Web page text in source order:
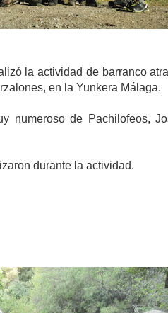
la actividad de barranco
en la Yunkera Málaga.
numeroso de Pachilofeos,
durante la actividad.